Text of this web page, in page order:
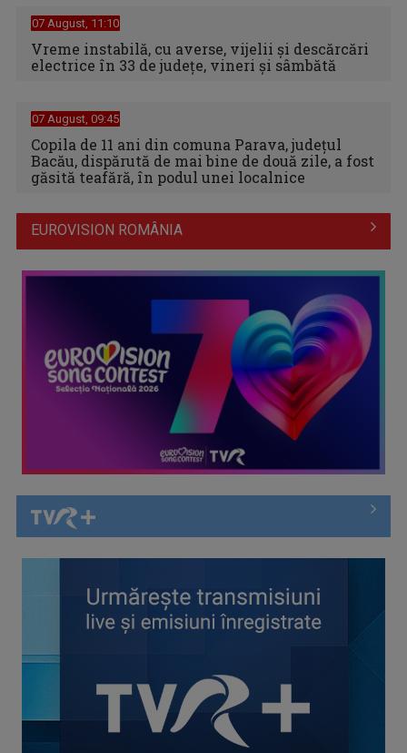
07 August, 11:10
Vreme instabilă, cu averse, vijelii şi descărcări
electrice în 33 de judeţe, vineri şi sâmbătă
07 August, 09:45
Copila de 11 ani din comuna Parava, judeţul
Bacău, dispărută de mai bine de două zile, a fost
găsită teafără, în podul unei localnice
EUROVISION ROMÂNIA